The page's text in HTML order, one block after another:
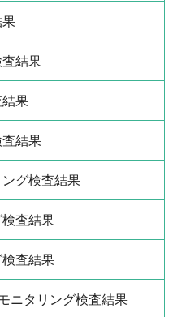
果
結果
果
結果
グ検査結果
査結果
査結果
ニタリング検査結果